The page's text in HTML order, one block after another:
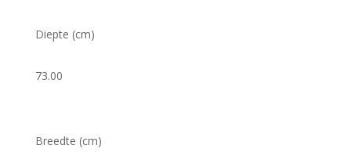
Diepte (cm)
73.00
Breedte (cm)